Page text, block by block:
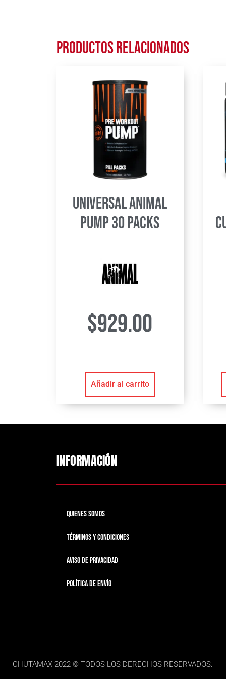
Productos relacionados
Universal Animal
Pump 30 packs
$929.00
Añadir al carrito
INFORMACIÓN
QUIENES SOMOS
TÉRMINOS Y CONDICIONES
AVISO DE PRIVACIDAD
POLÍTICA DE ENVÍO
CHUTAMAX 2022 © TODOS LOS DERECHOS RESERVADOS.